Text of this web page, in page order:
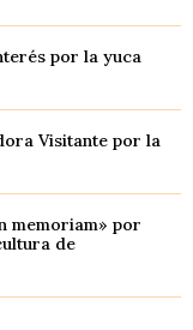
por la yuca
Visitante por la
memoriam» por
de